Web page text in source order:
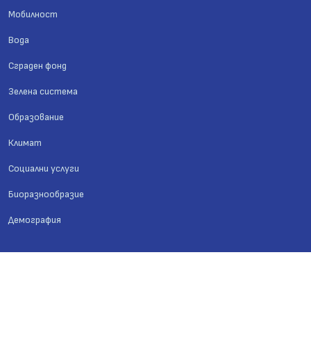
Мобилност
Вода
Сграден фонд
Зелена система
Образование
Климат
Социални услуги
Биоразнообразие
Демография